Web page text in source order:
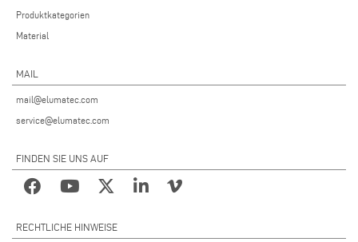
Produktkategorien
Material
MAIL
mail@elumatec.com
service@elumatec.com
FINDEN SIE UNS AUF
RECHTLICHE HINWEISE